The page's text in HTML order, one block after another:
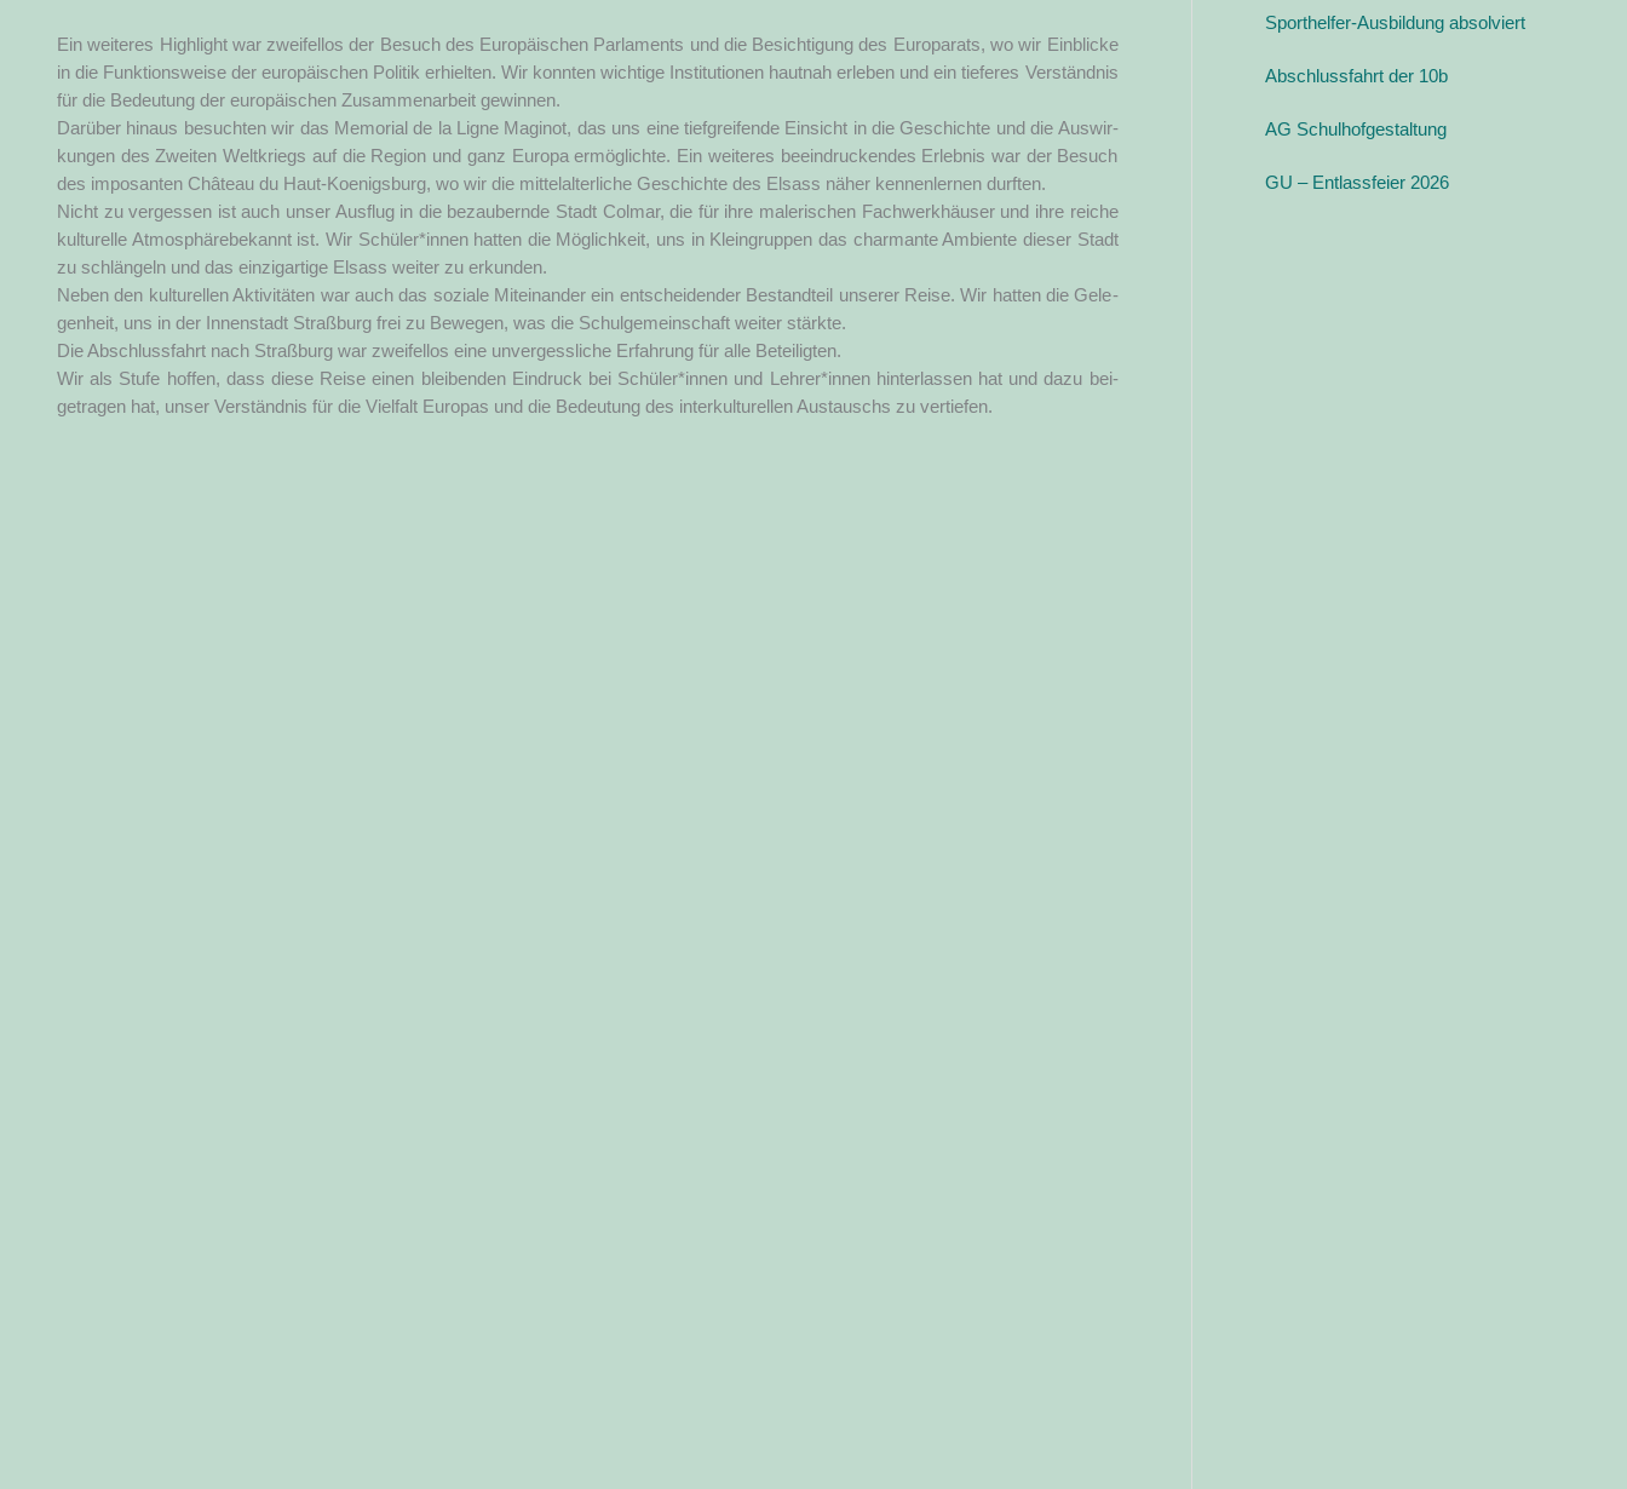
Ein wei­te­res High­light war zwei­fel­los der Besuch des Euro­päi­schen Par­la­ments und die Besich­ti­gung des Euro­pa­rats, wo wir Ein­bli­cke
in die Funk­ti­ons­wei­se der euro­päi­schen Poli­tik erhiel­ten. Wir konn­ten wich­ti­ge Insti­tu­tio­nen haut­nah erle­ben und ein tie­fe­res Ver­ständ­nis
für die Bedeu­tung der euro­päi­schen Zusam­men­ar­beit gewin­nen.
Dar­über hin­aus besuch­ten wir das Memo­ri­al de la Ligne Magi­not, das uns eine tief­grei­fen­de Ein­sicht in die Geschich­te und die Aus­wir­
kun­gen des Zwei­ten Welt­kriegs auf die Regi­on und ganz Euro­pa ermög­lich­te. Ein wei­te­res beein­dru­cken­des Erleb­nis war der Besuch
des impo­san­ten Châ­teau du Haut-Koe­nigs­burg, wo wir die mit­tel­al­ter­li­che Geschich­te des Elsass näher ken­nen­ler­nen durf­ten.
Nicht zu ver­ges­sen ist auch unser Aus­flug in die bezau­bern­de Stadt Col­mar, die für ihre male­ri­schen Fach­werk­häu­ser und ihre rei­che
kul­tu­rel­le Atmo­sphä­re­be­kannt ist. Wir Schüler*innen hat­ten die Mög­lich­keit, uns in Klein­grup­pen das char­man­te Ambi­en­te die­ser Stadt
zu schlän­geln und das ein­zig­ar­ti­ge Elsass wei­ter zu erkun­den.
Neben den kul­tu­rel­len Akti­vi­tä­ten war auch das sozia­le Mit­ein­an­der ein ent­schei­den­der Bestand­teil unse­rer Rei­se. Wir hat­ten die Gele­
gen­heit, uns in der Innen­stadt Straß­burg frei zu Bewe­gen, was die Schul­ge­mein­schaft wei­ter stärk­te.
Die Abschluss­fahrt nach Straß­burg war zwei­fel­los eine unver­gess­li­che Erfah­rung für alle Betei­lig­ten.
Wir als Stu­fe hof­fen, dass die­se Rei­se einen blei­ben­den Ein­druck bei Schüler*innen und Lehrer*innen hin­ter­las­sen hat und dazu bei­
getra­gen hat, unser Ver­ständ­nis für die Viel­falt Euro­pas und die Bedeu­tung des inter­kul­tu­rel­len Aus­tauschs zu vertiefen.
n
o
n
h
Sporthelfer-Ausbildung absolviert
Abschlussfahrt der 10b
AG Schulhofgestaltung
GU – Entlassfeier 2026